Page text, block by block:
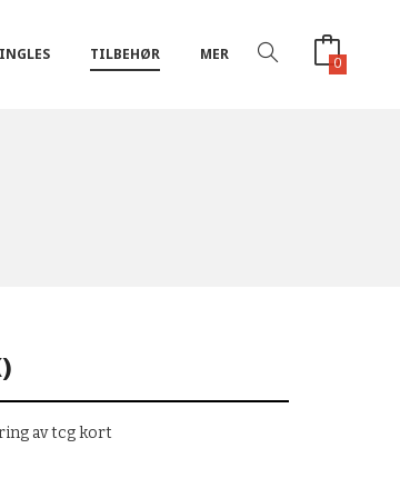
TILBEHØR MER 0
av tcg kort